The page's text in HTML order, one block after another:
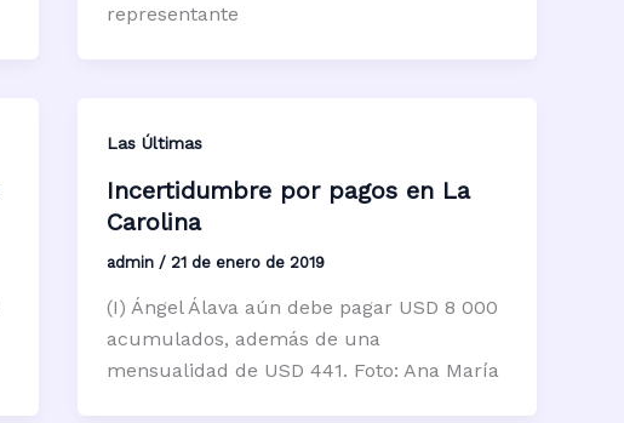
representante
Las Últimas
Incertidumbre por pagos en La
Carolina
admin /21 de enero de 2019
(I) Ángel Álava aún debe pagar USD 8 000
acumulados, además de una
mensualidad de USD 441. Foto: Ana María